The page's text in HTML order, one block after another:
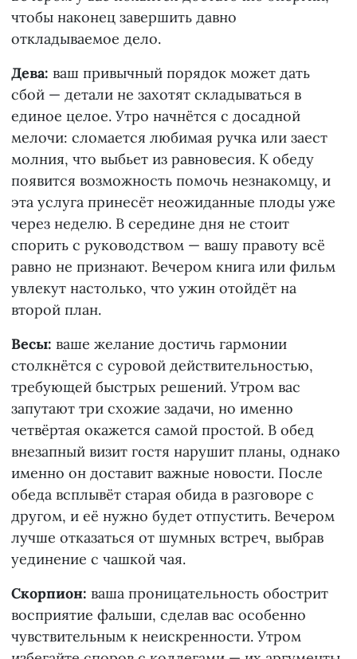
чтобы наконец завершить давно
откладываемое дело.
Дева: ваш привычный порядок может дать
сбой — детали не захотят складываться в
единое целое. Утро начнётся с досадной
мелочи: сломается любимая ручка или заест
молния, что выбьет из равновесия. К обеду
появится возможность помочь незнакомцу, и
эта услуга принесёт неожиданные плоды уже
через неделю. В середине дня не стоит
спорить с руководством — вашу правоту всё
равно не признают. Вечером книга или фильм
увлекут настолько, что ужин отойдёт на
второй план.
Весы: ваше желание достичь гармонии
столкнётся с суровой действительностью,
требующей быстрых решений. Утром вас
запутают три схожие задачи, но именно
четвёртая окажется самой простой. В обед
внезапный визит гостя нарушит планы, однако
именно он доставит важные новости. После
обеда всплывёт старая обида в разговоре с
другом, и её нужно будет отпустить. Вечером
лучше отказаться от шумных встреч, выбрав
уединение с чашкой чая.
Скорпион: ваша проницательность обострит
восприятие фальши, сделав вас особенно
чувствительным к неискренности. Утром